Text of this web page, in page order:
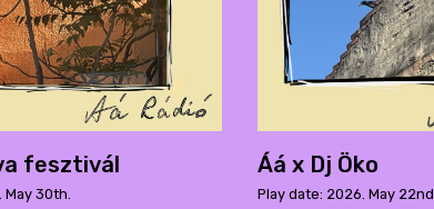
fesztivál
30th.
Áá x Dj Öko
Play date: 2026. May 22nd.